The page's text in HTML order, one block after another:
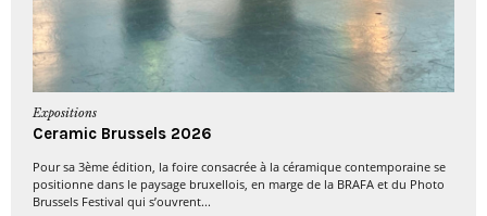
Expositions
Ceramic Brussels 2026
Pour sa 3ème édition, la foire consacrée à la céramique contemporaine se
positionne dans le paysage bruxellois, en marge de la BRAFA et du Photo
Brussels Festival qui s’ouvrent...